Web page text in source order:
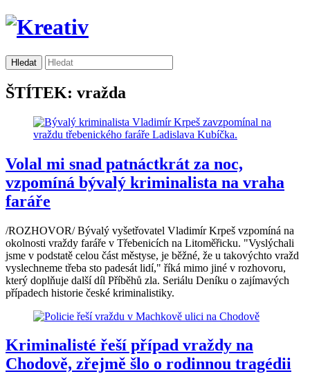
ŠTÍTEK: vražda
Volal mi snad patnáctkrát za noc,
vzpomíná bývalý kriminalista na vraha
faráře
/ROZHOVOR/ Bývalý vyšetřovatel Vladimír Krpeš vzpomíná na
okolnosti vraždy faráře v Třebenicích na Litoměřicku. "Vyslýchali
jsme v podstatě celou část městyse, je běžné, že u takovýchto vražd
vyslechneme třeba sto padesát lidí," říká mimo jiné v rozhovoru,
který doplňuje další díl Příběhů zla. Seriálu Deníku o zajímavých
případech historie české kriminalistiky.
Kriminalisté řeší případ vraždy na
Chodově, zřejmě šlo o rodinnou tragédii